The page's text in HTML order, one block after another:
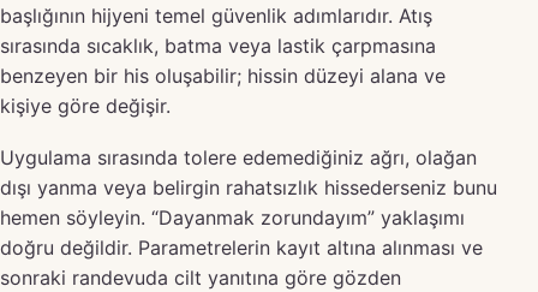
başlığının hijyeni temel güvenlik adımlarıdır. Atış
sırasında sıcaklık, batma veya lastik çarpmasına
benzeyen bir his oluşabilir; hissin düzeyi alana ve
kişiye göre değişir.
Uygulama sırasında tolere edemediğiniz ağrı, olağan
dışı yanma veya belirgin rahatsızlık hissederseniz bunu
hemen söyleyin. “Dayanmak zorundayım” yaklaşımı
doğru değildir. Parametrelerin kayıt altına alınması ve
sonraki randevuda cilt yanıtına göre gözden